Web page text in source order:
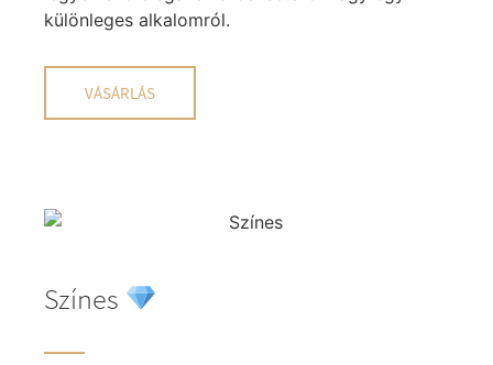
különleges alkalomról.
VÁSÁRLÁS
Színes